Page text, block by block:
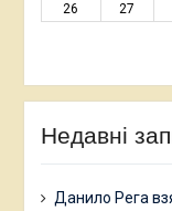
26
27
Недавні
Данило Рега